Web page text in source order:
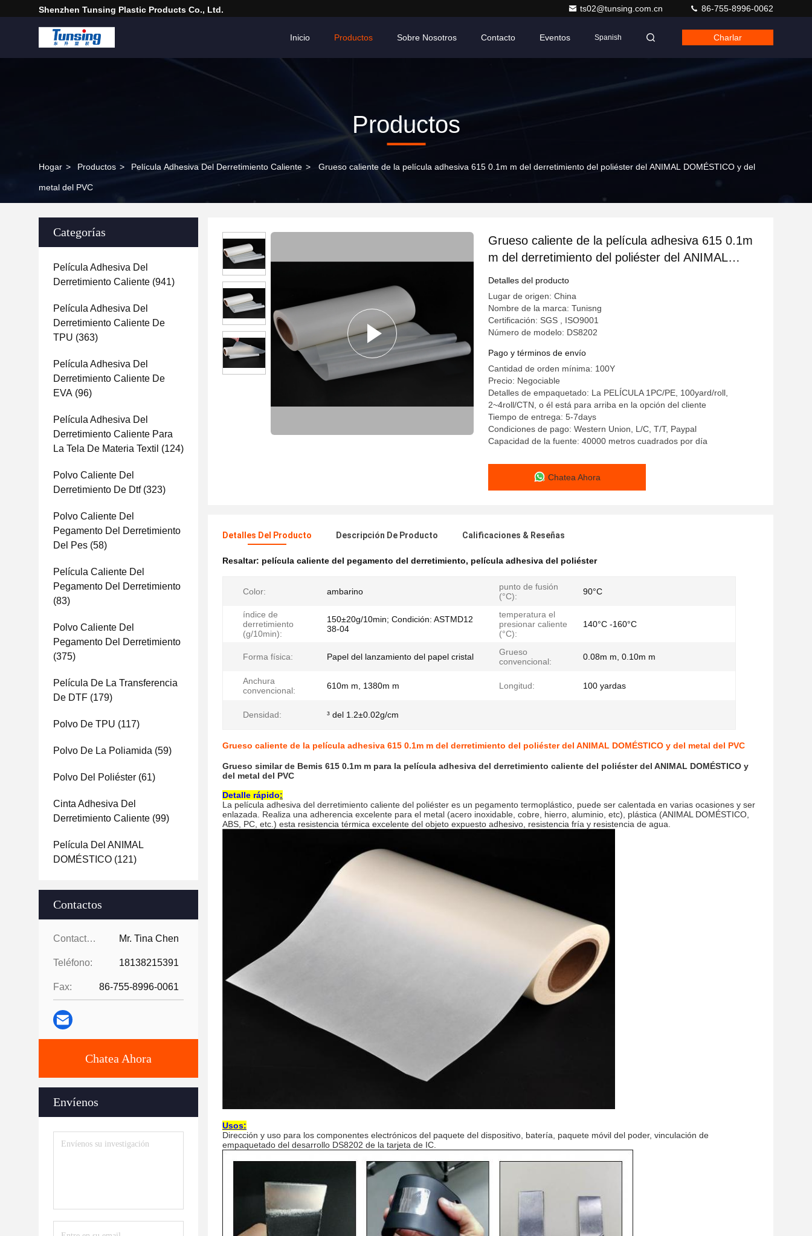
Shenzhen Tunsing Plastic Products Co., Ltd. ts02@tunsing.com.cn 86-755-8996-0062
Inicio Productos Sobre Nosotros Contacto Eventos Spanish Charlar
Productos
Hogar > Productos > Película Adhesiva Del Derretimiento Caliente > Grueso caliente de la película adhesiva 615 0.1m m del derretimiento del poliéster del ANIMAL DOMÉSTICO y del
metal del PVC
Categorías
Película Adhesiva Del
Derretimiento Caliente (941)
Película Adhesiva Del
Derretimiento Caliente De
TPU (363)
Película Adhesiva Del
Derretimiento Caliente De
EVA (96)
Película Adhesiva Del
Derretimiento Caliente Para
La Tela De Materia Textil (124)
Polvo Caliente Del
Derretimiento De Dtf(323)
Polvo Caliente Del
Pegamento Del Derretimiento
Del Pes (58)
Película Caliente Del
Pegamento Del Derretimiento
(83)
Polvo Caliente Del
Pegamento Del Derretimiento
(375)
Película De La Transferencia
De DTF (179)
Polvo De TPU (117)
Polvo De La Poliamida (59)
Polvo Del Poliéster (61)
Cinta Adhesiva Del
Derretimiento Caliente (99)
Película Del ANIMAL
DOMÉSTICO (121)
Contactos
Contactos: Mr. Tina Chen
Teléfono: 18138215391
Fax: 86-755-8996-0061
Chatea Ahora
Envíenos
Grueso caliente de la película adhesiva 615 0.1m
m del derretimiento del poliéster del ANIMAL
DOMÉSTICO y del metal del PVC
Detalles del producto
Lugar de origen: China
Nombre de la marca: Tunisng
Certificación: SGS , ISO9001
Número de modelo: DS8202
Pago y términos de envío
Cantidad de orden mínima: 100Y
Precio: Negociable
Detalles de empaquetado: La PELÍCULA 1PC/PE, 100yard/roll,
2~4roll/CTN, o él está para arriba en la opción del cliente
Tiempo de entrega: 5-7days
Condiciones de pago: Western Union, L/C, T/T, Paypal
Capacidad de la fuente: 40000 metros cuadrados por día
Chatea Ahora
Detalles Del Producto Descripción De Producto Calificaciones & Reseñas
Resaltar: película caliente del pegamento del derretimiento, película adhesiva del poliéster
Color: ambarino
punto de fusión
(°C):
90°C
índice de
derretimiento
(g/10min):
150±20g/10min; Condición: ASTMD12
38-04
temperatura el
presionar caliente
(°C):
140°C -160°C
Forma física: Papel del lanzamiento del papel cristal
Grueso
convencional:
0.08m m, 0.10m m
Anchura
convencional:
610m m, 1380m m Longitud: 100 yardas
Densidad: ³ del 1.2±0.02g/cm
Grueso caliente de la película adhesiva 615 0.1m m del derretimiento del poliéster del ANIMAL DOMÉSTICO y del metal del PVC
Grueso similar de Bemis 615 0.1m m para la película adhesiva del derretimiento caliente del poliéster del ANIMAL DOMÉSTICO y
del metal del PVC
Detalle rápido:
La película adhesiva del derretimiento caliente del poliéster es un pegamento termoplástico, puede ser calentada en varias ocasiones y ser
enlazada. Realiza una adherencia excelente para el metal (acero inoxidable, cobre, hierro, aluminio, etc), plástica (ANIMAL DOMÉSTICO,
ABS, PC, etc.) esta resistencia térmica excelente del objeto expuesto adhesivo, resistencia fría y resistencia de agua.
Usos:
Dirección y uso para los componentes electrónicos del paquete del dispositivo, batería, paquete móvil del poder, vinculación de
empaquetado del desarrollo DS8202 de la tarjeta de IC.